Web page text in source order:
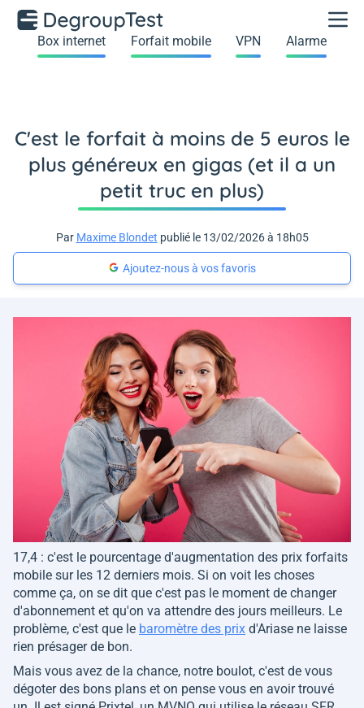
Box internet Forfait mobile VPN Alarme
C'est le forfait à moins de 5 euros le
plus généreux en gigas (et il a un
petit truc en plus)
Par Maxime Blondet publié le 13/02/2026 à 18h05
Ajoutez-nous à vos favoris
17,4 : c'est le pourcentage d'augmentation des prix forfaits
mobile sur les 12 derniers mois. Si on voit les choses
comme ça, on se dit que c'est pas le moment de changer
d'abonnement et qu'on va attendre des jours meilleurs. Le
problème, c'est que le baromètre des prix d'Ariase ne laisse
rien présager de bon.
Mais vous avez de la chance, notre boulot, c'est de vous
dégoter des bons plans et on pense vous en avoir trouvé